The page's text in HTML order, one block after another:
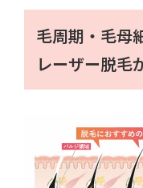
毛周期・毛母
レーザー脱毛